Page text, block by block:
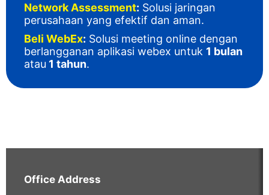
Network Assessment: Solusi jaringan
perusahaan yang efektif dan aman.
Beli WebEx: Solusi meeting online dengan
berlangganan aplikasi webex untuk 1 bulan
atau 1 tahun.
Office Address